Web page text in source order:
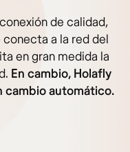
de calidad,
conecta a la red del
en gran medida la
En cambio, Holafly
cambio automático.